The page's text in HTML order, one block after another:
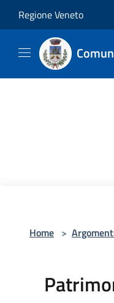
Regione Veneto
Home >